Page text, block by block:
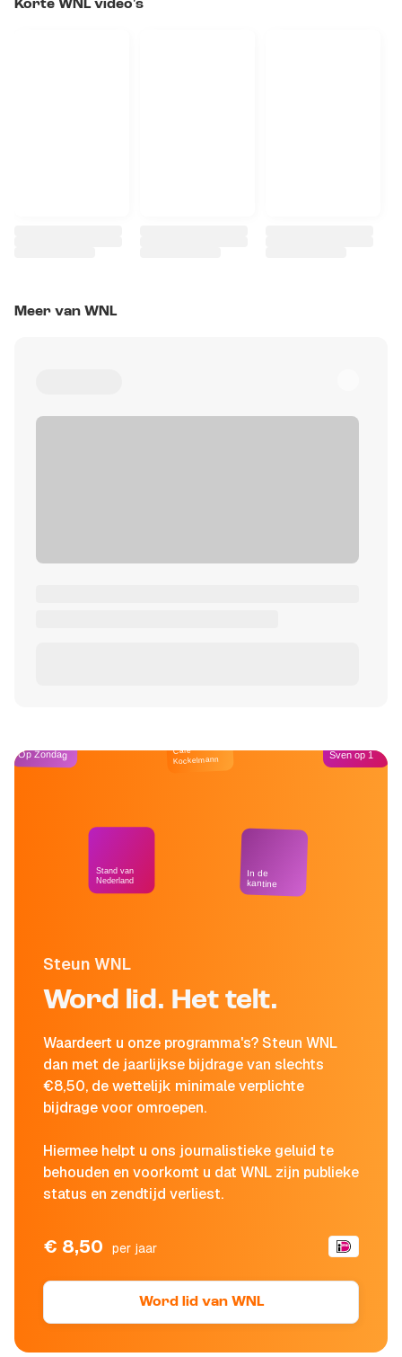
Korte WNL video's
Meer van WNL
Steun WNL
Word lid. Het telt.
Waardeert u onze programma's? Steun WNL
dan met de jaarlijkse bijdrage van slechts
€8,50, de wettelijk minimale verplichte
bijdrage voor omroepen.
Hiermee helpt u ons journalistieke geluid te
behouden en voorkomt u dat WNL zijn publieke
status en zendtijd verliest.
€ 8,50 per jaar
Word lid van WNL
Op Zondag
Stand van
Nederland
Café
Kockelmann
In de
kantine
Sven op 1